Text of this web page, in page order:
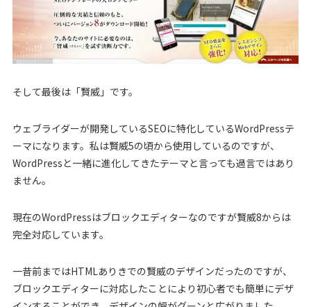
そして最後は「賢威」です。
ウェブライダーが開発しているSEOに特化しているWordPressテ
ーマになります。私は賢威5の頃から使用しているのですが、
WordPressと一緒に進化してきたテーマと言っても過言ではあり
ません。
現在のWordPressはブロックエディターなのですが賢威8からは
完全対応しています。
一昔前まではHTMLありきでの賢威のデザインだったのですが、
ブロックエディターに対応したことにより初心者でも簡単にデザ